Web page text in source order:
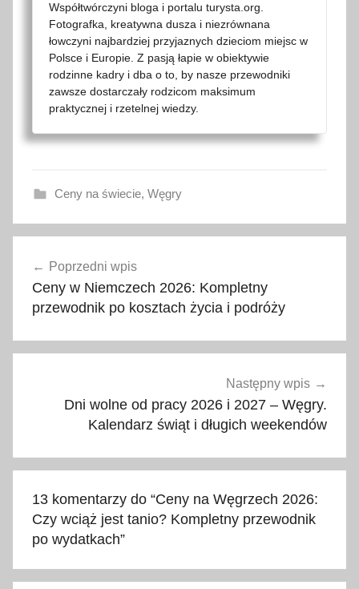
Współtwórczyni bloga i portalu turysta.org.
Fotografka, kreatywna dusza i niezrównana
łowczyni najbardziej przyjaznych dzieciom miejsc w
Polsce i Europie. Z pasją łapie w obiektywie
rodzinne kadry i dba o to, by nasze przewodniki
zawsze dostarczały rodzicom maksimum
praktycznej i rzetelnej wiedzy.
Ceny na świecie, Węgry
a
h
o
,
B
u
d
wpisu
Poprzedni wpis
Ceny w Niemczech 2026: Kompletny
przewodnik po kosztach życia i podróży
Następny wpis
Dni wolne od pracy 2026 i 2027 – Węgry.
Kalendarz świąt i długich weekendów
13 komentarzy do “Ceny na Węgrzech 2026:
Czy wciąż jest tanio? Kompletny przewodnik
po wydatkach”